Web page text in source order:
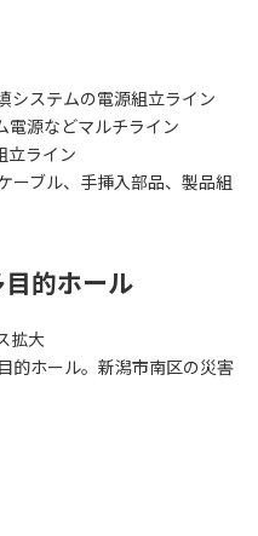
システムの電源組立ライン
電源などマルチライン
立ライン
ーブル、手挿入部品、製品組
的ホール
拡大
的ホール。新潟市南区の災害